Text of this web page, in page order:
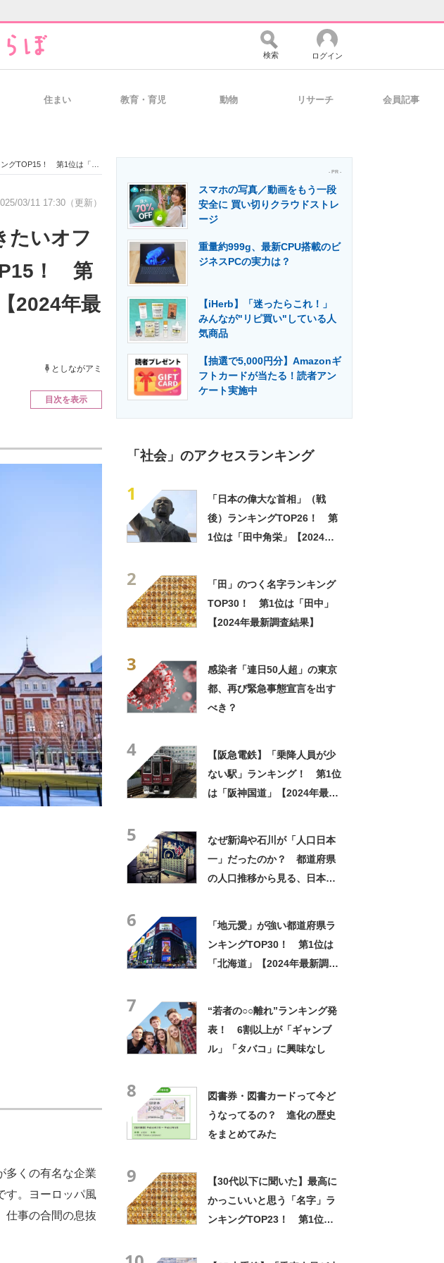
経営リーダーのコミュニティ マーケ×ITの今がよく分かる
製造業のIT導入・活用を支援
エネルギーの専門メディア 建設×テクノロジーの最前線
検索 ログイン
住まい 教育・育児 動物 リサーチ 会員記事
町・有楽町」【2024年最新調査結果】
03/11 17:30（更新）
たいオフ
！ 第
2024年最
としながアミ
目次を表示
多くの有名な企業
す。ヨーロッパ風
仕事の合間の息抜
- PR -
スマホの写真／動画をもう一段
安全に 買い切りクラウドストレ
ージ
重量約999g、最新CPU搭載のビ
ジネスPCの実力は？
【iHerb】「迷ったらこれ！」
みんなが"リピ買い"している人
気商品
【抽選で5,000円分】Amazonギ
フトカードが当たる！読者アン
ケート実施中
「社会」のアクセスランキング
1
「日本の偉大な首相」（戦
後）ランキングTOP26！ 第
1位は「田中角栄」【2024年
2
「田」のつく名字ランキング
TOP30！ 第1位は「田中」
【2024年最新調査結果】
3
感染者「連日50人超」の東京
都、再び緊急事態宣言を出す
べき？
4
【阪急電鉄】「乗降人員が少
ない駅」ランキング！ 第1位
は「阪神国道」【2024年最新
5
なぜ新潟や石川が「人口日本
一」だったのか？ 都道府県
の人口推移から見る、日本近
6
「地元愛」が強い都道府県ラ
ンキングTOP30！ 第1位は
「北海道」【2024年最新調査
7
“若者の○○離れ”ランキング発
表！ 6割以上が「ギャンブ
ル」「タバコ」に興味なし
8
図書券・図書カードって今ど
うなってるの？ 進化の歴史
をまとめてみた
9
【30代以下に聞いた】最高に
かっこいいと思う「名字」ラ
ンキングTOP23！ 第1位は